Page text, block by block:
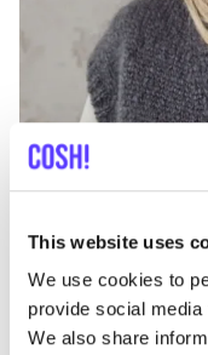
This website uses
We use cookies to
provide social
We also share